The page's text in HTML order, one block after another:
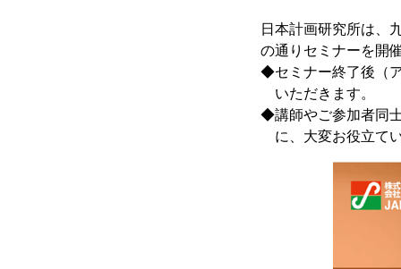
日本計画研究所は
の通りセミナーを開
◆セミナー終了後（
いただきます。
◆講師やご参加者同
に、大変お役立て